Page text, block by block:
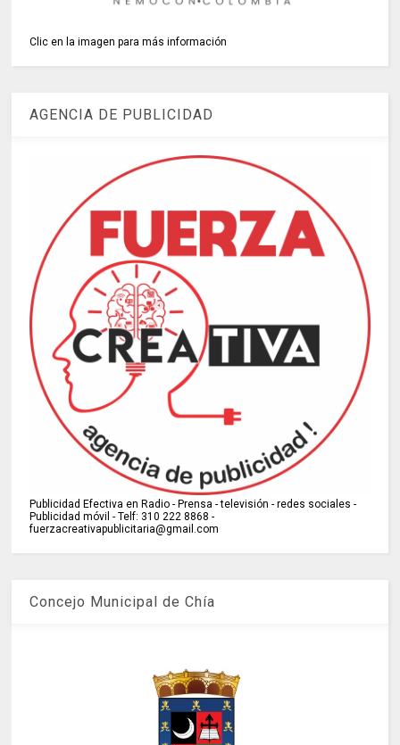
Clic en la imagen para más información
AGENCIA DE PUBLICIDAD
Publicidad Efectiva en Radio - Prensa - televisión - redes sociales -
Publicidad móvil - Telf: 310 222 8868 -
fuerzacreativapublicitaria@gmail.com
Concejo Municipal de Chía